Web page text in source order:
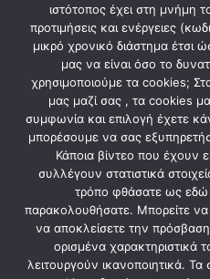
Τύπος Σύνδεσης:Κλέμμα/
Γείωση Αντικειμένου:Ναι/ Yes
ΣΧΕΤΙΚΆ ΠΡΟΪΌΝΤΑ
ιστότοπος έχει στη μνήμη
προτιμήσεις και ενέργειες
μικρό χρονικό διάστημα έτσι
μας να είναι όσο το
χρησιμοποιούμε τα cookies;
μας μαζί σας , τα cookies
συμφωνία και επιλογή έχετε
μπορέσουμε να σας
Κάποια βίντεο που έχουν
συλλέγουν στατιστικά
τρόπο φθάσατε ως εδώ
παρακολουθήσατε. Μπορείτε
να αποκλείσετε την
ορισμένα χαρακτηριστικά
λειτουργούν ικανοποιητικά. Τα